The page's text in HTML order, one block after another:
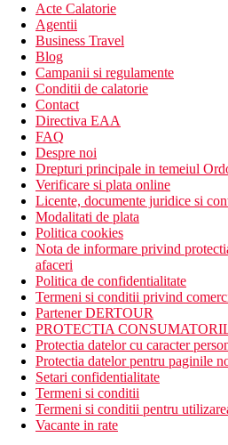
camera de jocuri
piscina exterioara
piscina pentru copii
sezlonguri si umbrele
prosoape de piscina (cu
piscina interioara
bar
receptie deschisa non stop
Descrierea plajei
plaja cu nisip si pietris
Activitati sportive gratuite
piscina
aerobic
tenis de masa
darts
karaoke
muzica live
Activitati sportive contra cost
tenis
biliard
jacuzzi
masaj
fitness
Acte Calatorie
Agentii
Business Travel
Blog
Campanii si regulamente
Conditii de calatorie
Contact
Directiva EAA
FAQ
Despre noi
Drepturi principale in temeiul
Verificare si plata online
Licente, documente juridice si
Modalitati de plata
Politica cookies
Nota de informare privind
afaceri
Politica de confidentialitate
Termeni si conditii privind
Partener DERTOUR
PROTECTIA
Protectia datelor cu caracter
Protectia datelor pentru paginile
Setari confidentialitate
Termeni si conditii
Termeni si conditii pentru
Vacante in rate